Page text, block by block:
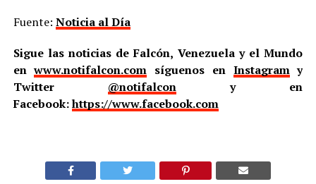
Fuente: Noticia al Día
Sigue las noticias de Falcón, Venezuela y el Mundo
enwww.notifalcon.com síguenos en Instagramy
Twitter @notifalcony en
Facebook:https://www.facebook.com